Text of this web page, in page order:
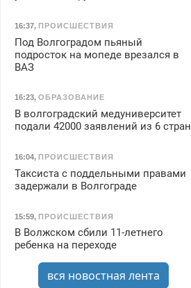
16:37, ПРОИСШЕСТВИЯ
Под Волгоградом пьяный
подросток на мопеде врезался в
ВАЗ
16:23, ОБРАЗОВАНИЕ
В волгоградский медуниверситет
подали 42000 заявлений из 6 стран
16:04, ПРОИСШЕСТВИЯ
Таксиста с поддельными правами
задержали в Волгограде
15:59, ПРОИСШЕСТВИЯ
В Волжском сбили 11-летнего
ребенка на переходе
вся новостная лента